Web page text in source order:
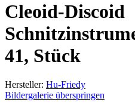
Cleoid-Discoid
41, Stück
Hersteller: Hu-Friedy
Bildergalerie überspringen